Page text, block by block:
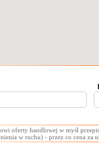
oferty handlowej w myśl
w ruchu) - przez co cena za